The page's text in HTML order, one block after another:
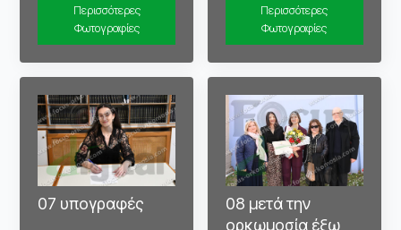
Περισσότερες
Φωτογραφίες
Περισσότερες
Φωτογραφίες
07 υπογραφές
08 μετά την
ορκωμοσία έξω